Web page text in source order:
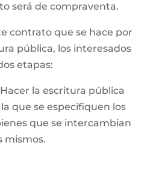
será de compraventa.
contrato que se hace por
pública, los interesados
etapas:
la escritura pública
que se especifiquen los
que se intercambian
mismos.